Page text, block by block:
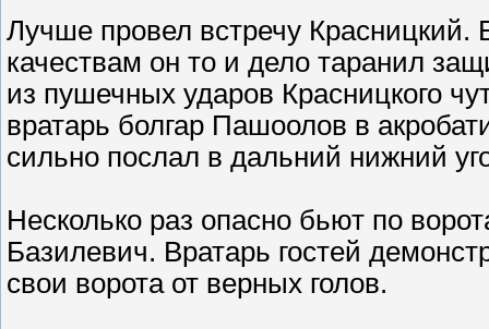
Лучше провел встречу Красницкий.
качествам он то и дело таранил
из пушечных ударов Красницкого
вратарь болгар Пашоолов в
сильно послал в дальний нижний
Несколько раз опасно бьют по
Базилевич. Вратарь гостей
свои ворота от верных голов.